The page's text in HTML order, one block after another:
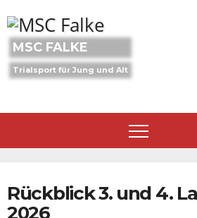
to
content
MSC FALKE
Trialsport für Jung und Alt
Rückblick 3. und 4.
2026